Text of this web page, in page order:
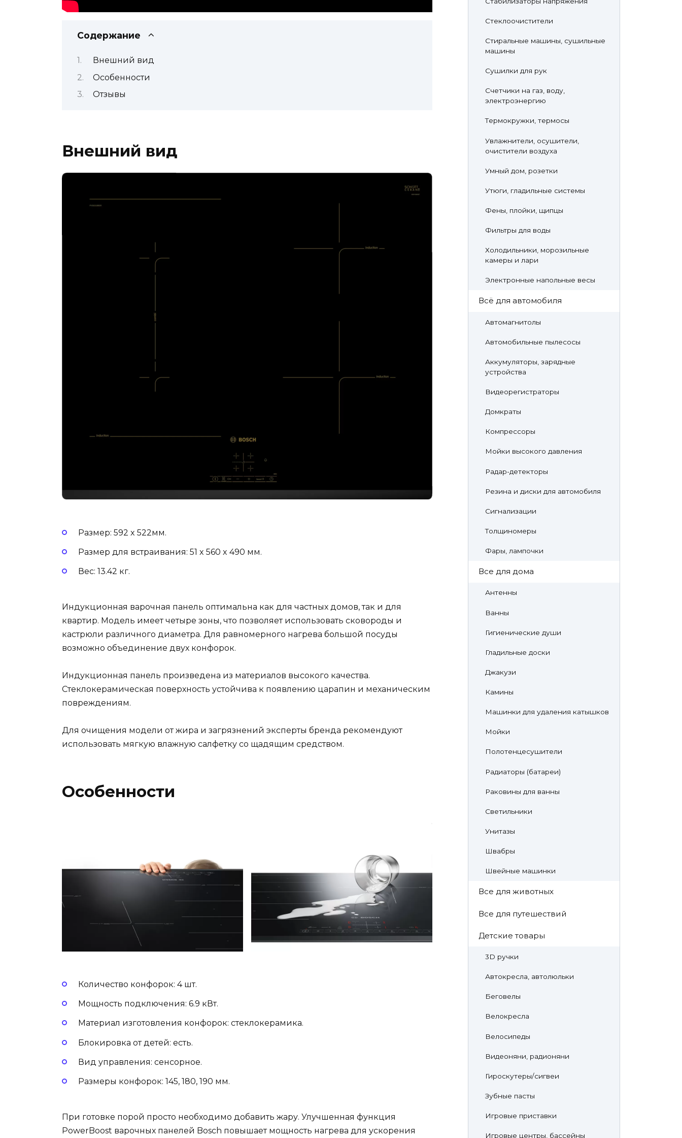
Содержание
Внешний вид
Особенности
Отзывы
Внешний вид
Размер: 592 x 522мм.
Размер для встраивания: 51 x 560 x 490 мм.
Вес: 13.42 кг.
Индукционная варочная панель оптимальна как для частных домов, так и для
квартир. Модель имеет четыре зоны, что позволяет использовать сковороды и
кастрюли различного диаметра. Для равномерного нагрева большой посуды
возможно объединение двух конфорок.
Индукционная панель произведена из материалов высокого качества.
Стеклокерамическая поверхность устойчива к появлению царапин и механическим
повреждениям.
Для очищения модели от жира и загрязнений эксперты бренда рекомендуют
использовать мягкую влажную салфетку со щадящим средством.
Особенности
Количество конфорок: 4 шт.
Мощность подключения: 6.9 кВт.
Материал изготовления конфорок: стеклокерамика.
Блокировка от детей: есть.
Вид управления: сенсорное.
Размеры конфорок: 145, 180, 190 мм.
При готовке порой просто необходимо добавить жару. Улучшенная функция
PowerBoost варочных панелей Bosch повышает мощность нагрева для ускорения
Стеклоочистители
Стиральные машины, сушильные
машины
Сушилки для рук
Счетчики на газ, воду,
электроэнергию
Термокружки, термосы
Увлажнители, осушители,
очистители воздуха
Умный дом, розетки
Утюги, гладильные системы
Фены, плойки, щипцы
Фильтры для воды
Холодильники, морозильные
камеры и лари
Электронные напольные весы
Всё для автомобиля
Автомагнитолы
Автомобильные пылесосы
Аккумуляторы, зарядные
устройства
Видеорегистраторы
Домкраты
Компрессоры
Мойки высокого давления
Радар-детекторы
Резина и диски для автомобиля
Сигнализации
Толщиномеры
Фары, лампочки
Все для дома
Антенны
Ванны
Гигиенические души
Гладильные доски
Джакузи
Камины
Машинки для удаления катышков
Мойки
Полотенцесушители
Радиаторы (батареи)
Раковины для ванны
Светильники
Унитазы
Швабры
Швейные машинки
Все для животных
Все для путешествий
Детские товары
3D ручки
Автокресла, автолюльки
Беговелы
Велокресла
Велосипеды
Видеоняни, радионяни
Гироскутеры/сигвеи
Зубные пасты
Игровые приставки
Игровые центры, бассейны